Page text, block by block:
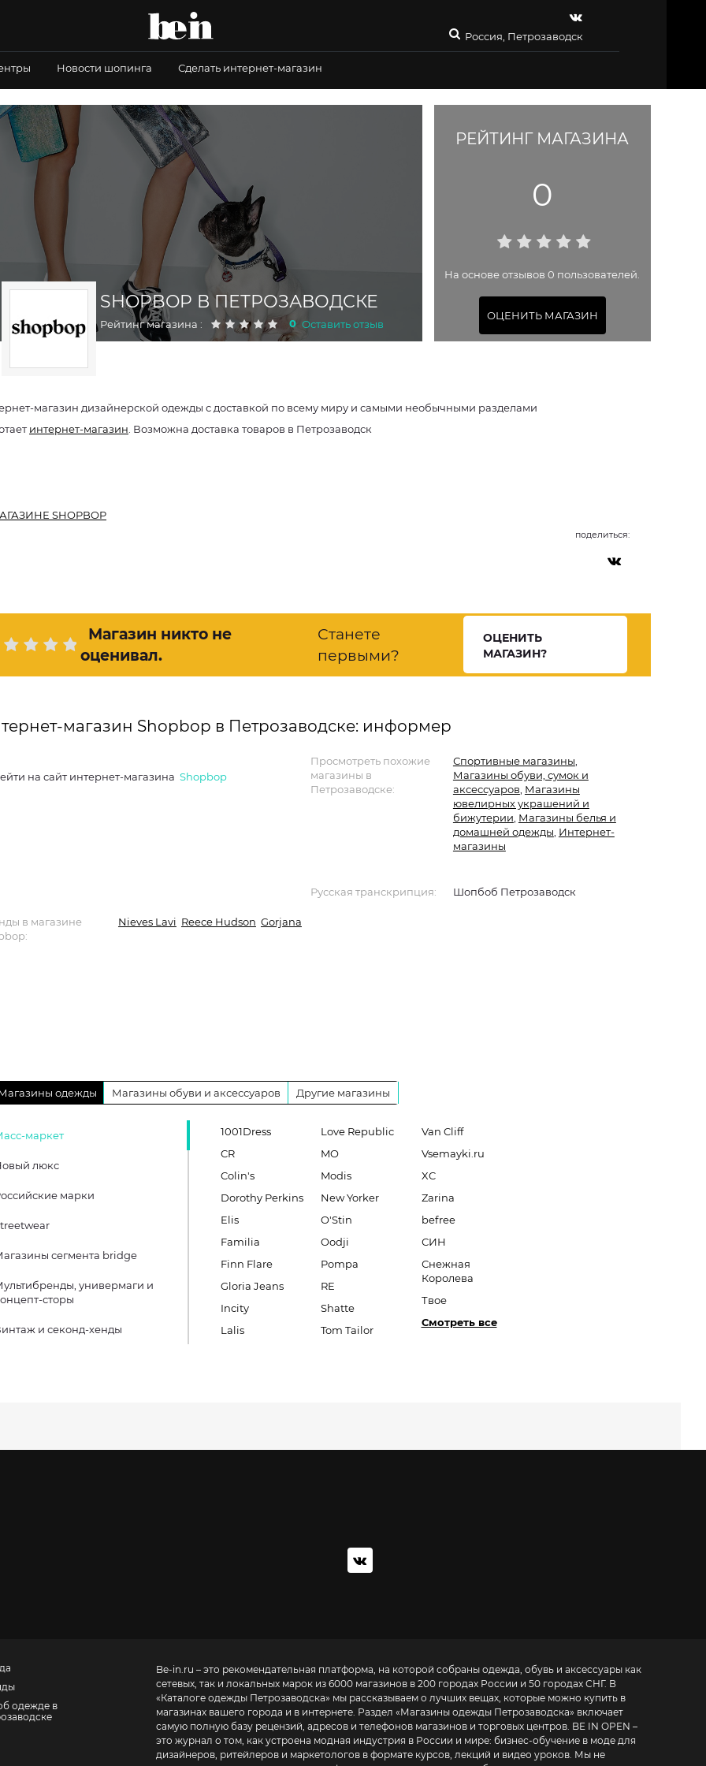
Россия, Петрозаводск
Новости шопинга Сделать интернет-магазин
SHOPBOP В ПЕТРОЗАВОДСКЕ
Рейтинг магазина : 0 Оставить отзыв
РЕЙТИНГ МАГАЗИНА
0
На основе отзывов 0 пользователей.
ОЦЕНИТЬ МАГАЗИН
магазин дизайнерской одежды с доставкой по всему миру и самыми необычными разделами
интернет-магазин . Возможна доставка товаров в Петрозаводск
SHOPBOP
поделиться:
Магазин никто не
оценивал.
Станете
первыми?
ОЦЕНИТЬ
МАГАЗИН?
магазин Shopbop в Петрозаводске: информер
на сайт интернет-магазина Shopbop
Просмотреть похожие
магазины в
Петрозаводске:
Спортивные магазины
Магазины обуви, сумок и
аксессуаров Магазины
ювелирных украшений и
бижутерии Магазины белья и
домашней одежды Интернет-
магазины
Русская транскрипция: Шопбоб Петрозаводск
в магазине
Nieves Lavi Reece Hudson Gorjana
одежды Магазины обуви и аксессуаров Другие магазины
маркет
люкс
марки
сегмента bridge
универмаги и
сторы
и секонд-хенды
1001Dress
CR
Colin's
Dorothy Perkins
Elis
Familia
Finn Flare
Gloria Jeans
Incity
Lalis
Love Republic
MO
Modis
New Yorker
O'Stin
Oodji
Pompa
RE
Shatte
Tom Tailor
Van Cliff
Vsemayki.ru
XC
Zarina
befree
СИН
Снежная
Королева
Твое
Смотреть все
одежде в
Be-in.ru – это рекомендательная платформа, на которой собраны одежда, обувь и аксессуары как
сетевых, так и локальных марок из 6000 магазинов в 200 городах России и 50 городах СНГ. В
«Каталоге одежды Петрозаводска» мы рассказываем о лучших вещах, которые можно купить в
магазинах вашего города и в интернете. Раздел «Магазины одежды Петрозаводска» включает
самую полную базу рецензий, адресов и телефонов магазинов и торговых центров. BE IN OPEN –
это журнал о том, как устроена модная индустрия в России и мире: бизнес-обучение в моде для
дизайнеров, ритейлеров и маркетологов в формате курсов, лекций и видео уроков. Мы не